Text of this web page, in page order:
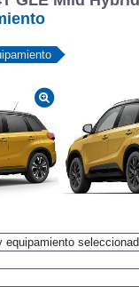
equipamiento